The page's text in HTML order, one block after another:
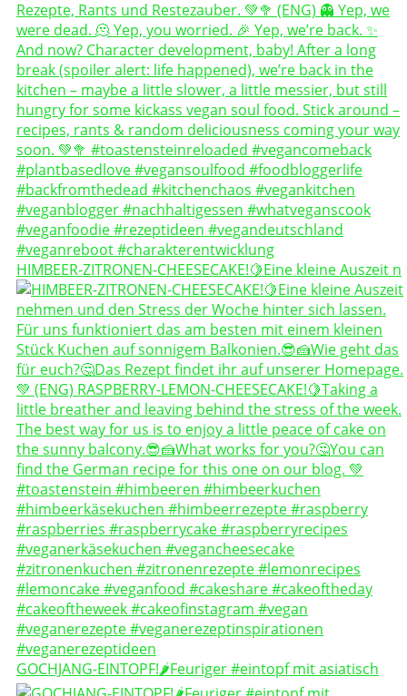
HIMBEER-ZITRONEN-CHEESECAKE!🍋Eine kleine Auszeit n
GOCHJANG-EINTOPF!🌶️Feuriger #eintopf mit asiatisch